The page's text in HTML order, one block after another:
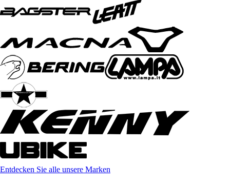
Entdecken Sie alle unsere Marken